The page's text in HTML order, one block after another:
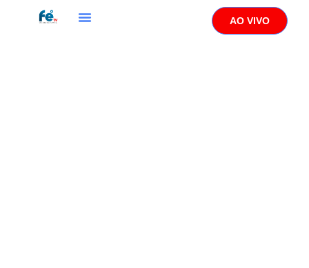
AO VIVO